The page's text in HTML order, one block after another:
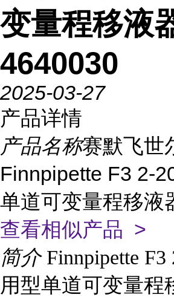
变量程移液
4640030
2025-03-27
产品详情
产品名称赛默飞世
Finnpipette F3 2-
单道可变量程移液
查看相似产品 >
简介 Finnpipette F3
用型单道可变量程